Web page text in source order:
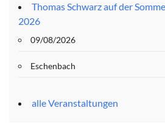
Thomas Schwarz auf der
2026
09/08/2026
Eschenbach
alle Veranstaltungen